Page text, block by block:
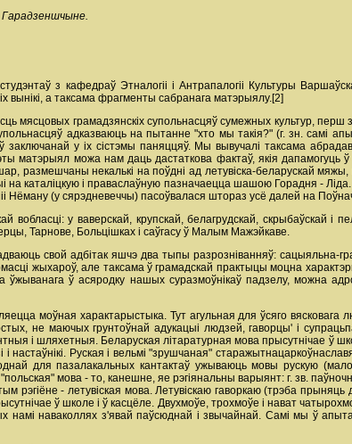
Гарадзеншчыне.
з кафедраў Этналогіі і Антрапалогіі Культуры
вынікі, а таксама фрагменты сабранага матэрыялу.[2]
мясцовых грамадзянскіх супольнасцяў сумежных культур,
адказваюць на пытанне "хто мы такія?" (г. зн. самі
у іх сістэмы паняццяў. Мы вывучалі таксама
матэрыял можа нам даць дастаткова фактаў, якія дапамогуць ў
некалькі на поўдні ад летувіска-беларускай мяжы,
на каталіцкую і праваслаўную пазначаецца шашою Горадня -
Нёману (у сярэдневеччы) пасоўвалася штораз усё далей на
вобласці: у ваверскай, крупскай, белагрудскай, скрыбаўскай і
Тарнове, Больцішках і саўгасу ў Малым Мажэйкаве.
свой адбітак яшчэ два тыпы разрозніванняў: сацыяльна-
жыхароў, але таксама ў грамадскай практыцы моцна
ўжыванага ў асяродку нашых суразмоўнікаў падзелу, можна
моўная характарыстыка. Тут агульная для ўсяго
не маючых грунтоўнай адукацыі людзей, гаворцы' і
і шляхетныя. Беларуская літаратурная мова прысутнічае
настаўнікі. Руская і вельмі "зрушчаная"
для пазалакальных кантактаў ужываюць мовы рускую
мова - то, канешне, яе рэгіянальны варыянт: г. зв.
рэгіёне - летувіская мова. Летувіскаю гаворкаю (трэба
ў школе і ў касцёле. Двухмоўе, трохмоўе і нават
наваколлях з'явай паўсюднай і звычайнай. Самі мы ў